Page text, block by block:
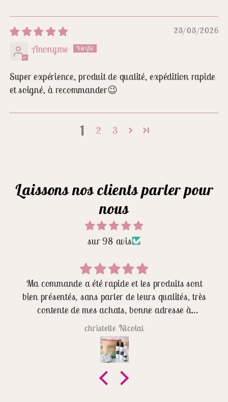
23/03/2026
Anonyme
Super expérience, produit de qualité, expédition rapide
et soigné, à recommander😉
1 2 3
Laissons nos clients parler pour
nous
sur 98 avis
Ma commande a été rapide et les produits sont
bien présentés, sans parler de leurs qualités, très
contente de mes achats, bonne adresse à
renouveler!
christelle Nicolai